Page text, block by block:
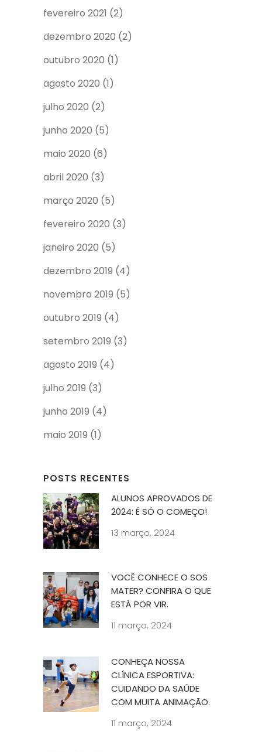
fevereiro 2021 (2)
dezembro 2020 (2)
outubro 2020 (1)
agosto 2020 (1)
julho 2020 (2)
junho 2020 (5)
maio 2020 (6)
abril 2020 (3)
março 2020 (5)
fevereiro 2020 (3)
janeiro 2020 (5)
dezembro 2019 (4)
novembro 2019 (5)
outubro 2019 (4)
setembro 2019 (3)
agosto 2019 (4)
julho 2019 (3)
junho 2019 (4)
maio 2019 (1)
POSTS RECENTES
ALUNOS APROVADOS DE
2024: É SÓ O COMEÇO!
13 março, 2024
VOCÊ CONHECE O SOS
MATER? CONFIRA O QUE
ESTÁ POR VIR.
11 março, 2024
CONHEÇA NOSSA
CLÍNICA ESPORTIVA:
CUIDANDO DA SAÚDE
COM MUITA ANIMAÇÃO.
11 março, 2024